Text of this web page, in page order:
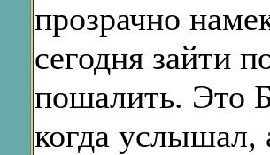
прозрачно
сегодня зайти
пошалить. Это
когда услышал,